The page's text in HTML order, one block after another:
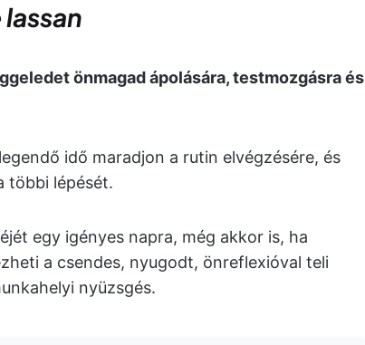
önmagad ápolására, testmozgásra és
idő maradjon a rutin elvégzésére, és
többi lépését.
egy igényes napra, még akkor is, ha
a csendes, nyugodt, önreflexióval teli
nyüzsgés.